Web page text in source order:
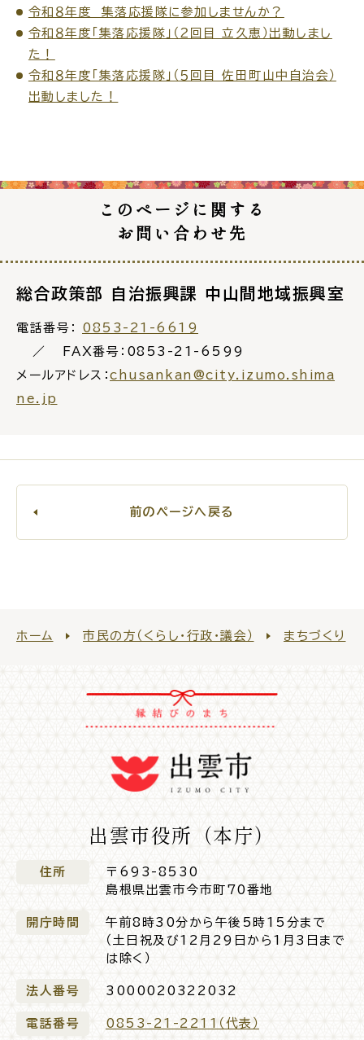
令和８年度 集落応援隊に参加しませんか？
令和８年度「集落応援隊」（２回目 立久恵）出動しまし
た！
令和８年度「集落応援隊」（５回目 佐田町山中自治会）
出動しました！
このページに関する
お問い合わせ先
総合政策部 自治振興課 中山間地域振興室
電話番号： 0853-21-6619
FAX番号：0853-21-6599
メールアドレス： chusankan@city.izumo.shima
ne.jp
前のページへ戻る
ホーム 市民の方（くらし・行政・議会） まちづくり
出雲市役所（本庁）
住所
〒693-8530
島根県出雲市今市町70番地
開庁時間
午前8時30分から午後5時15分まで
（土日祝及び12月29日から1月3日まで
は除く）
法人番号 3000020322032
電話番号 0853-21-2211（代表）